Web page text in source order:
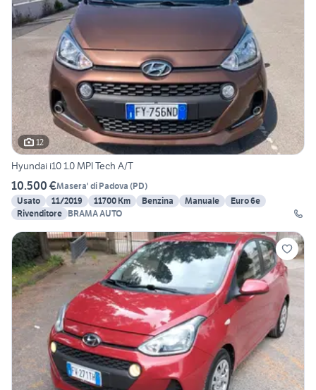
12
Hyundai i10 1.0 MPI Tech A/T
10.500 €Masera' di Padova (PD)
Usato
11/2019 11700 Km Benzina Manuale
Euro 6e
Rivenditore BRAMA AUTO